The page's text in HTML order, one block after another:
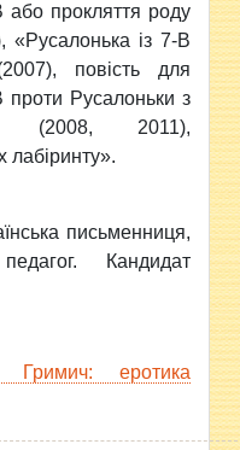
або прокляття роду
«Русалонька із 7-В
повість для
проти Русалоньки з
(2008, 2011),
лабіринту».
письменниця,
Кандидат
Гримич: еротика